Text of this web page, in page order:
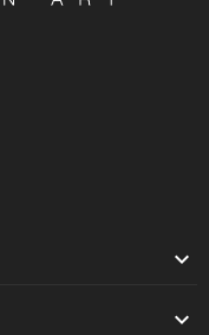

